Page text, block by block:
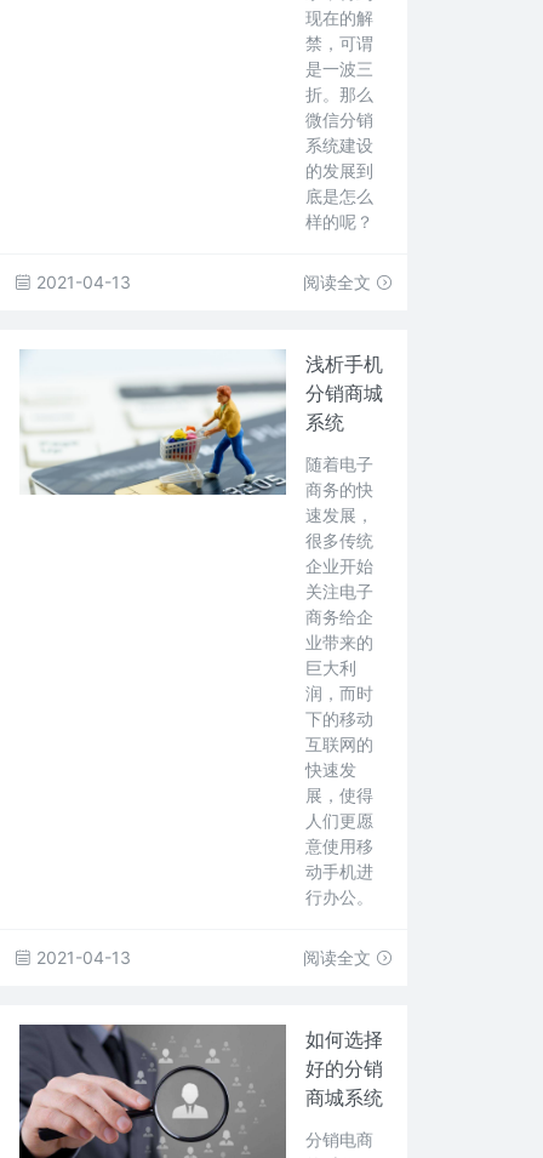
现在的解
禁，可谓
是一波三
折。那么
微信分销
系统建设
的发展到
底是怎么
样的呢？
2021-04-13 阅读全文
浅析手机
分销商城
系统
随着电子
商务的快
速发展，
很多传统
企业开始
关注电子
商务给企
业带来的
巨大利
润，而时
下的移动
互联网的
快速发
展，使得
人们更愿
意使用移
动手机进
行办公。
2021-04-13 阅读全文
如何选择
好的分销
商城系统
分销电商